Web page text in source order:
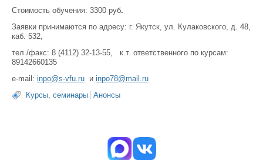
Стоимость обучения: 3300 руб.
Заявки принимаются по адресу: г. Якутск, ул. Кулаковского, д. 48,
каб. 532,
тел./факс: 8 (4112) 32-13-55, к.т. ответственного по курсам:
89142660135
e-mail: inpo@s-vfu.ru и inpo78@mail.ru
Курсы, семинары Анонсы